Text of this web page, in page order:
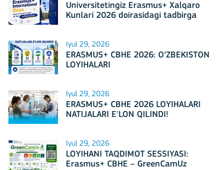
Universitetingiz Erasmus+ Xalqaro
Kunlari 2026 doirasidagi tadbirga
Iyul 29, 2026
ERASMUS+ CBHE 2026: O‘ZBEKISTON
LOYIHALARI
Iyul 29, 2026
ERASMUS+ CBHE 2026 LOYIHALARI
NATIJALARI E'LON QILINDI!
Iyul 29, 2026
LOYIHANI TAQDIMOT SESSIYASI:
Erasmus+ CBHE – GreenCamUz